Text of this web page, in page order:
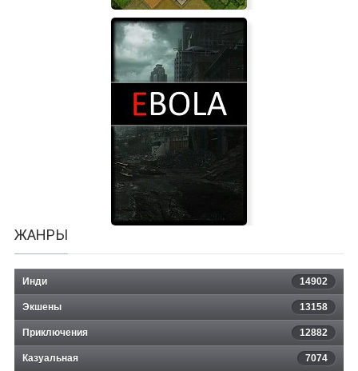
Trollskog
ЖАНРЫ
Инди 14902
Экшены 13158
Приключения 12882
Казуальная 7074